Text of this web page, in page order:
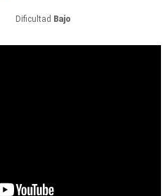
Dificultad Bajo